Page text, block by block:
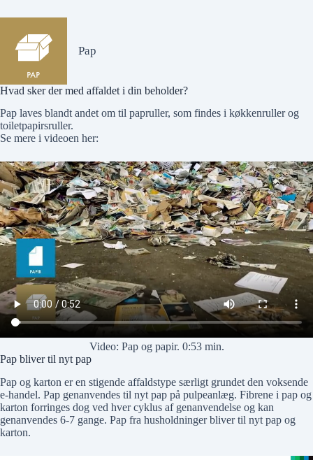
Pap
Hvad sker der med affaldet i din beholder?
Pap laves blandt andet om til papruller, som findes i køkkenruller og
toiletpapirsruller.
Se mere i videoen her:
Video: Pap og papir. 0:53 min.
Pap bliver til nyt pap
Pap og karton er en stigende affaldstype særligt grundet den voksende
e-handel. Pap genanvendes til nyt pap på pulpeanlæg. Fibrene i pap og
karton forringes dog ved hver cyklus af genanvendelse og kan
genanvendes 6-7 gange. Pap fra husholdninger bliver til nyt pap og
karton.